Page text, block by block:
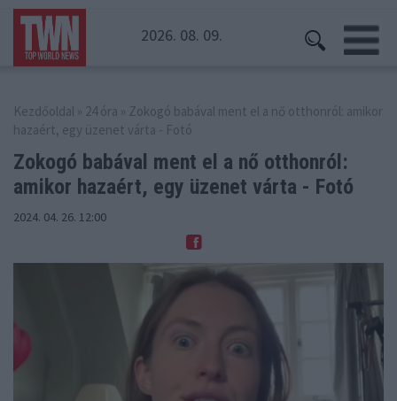
2026. 08. 09.
Kezdőoldal » 24 óra » Zokogó babával ment el a nő otthonról: amikor
hazaért, egy üzenet várta - Fotó
Zokogó babával ment el a nő otthonról:
amikor hazaért, egy üzenet várta - Fotó
2024. 04. 26. 12:00